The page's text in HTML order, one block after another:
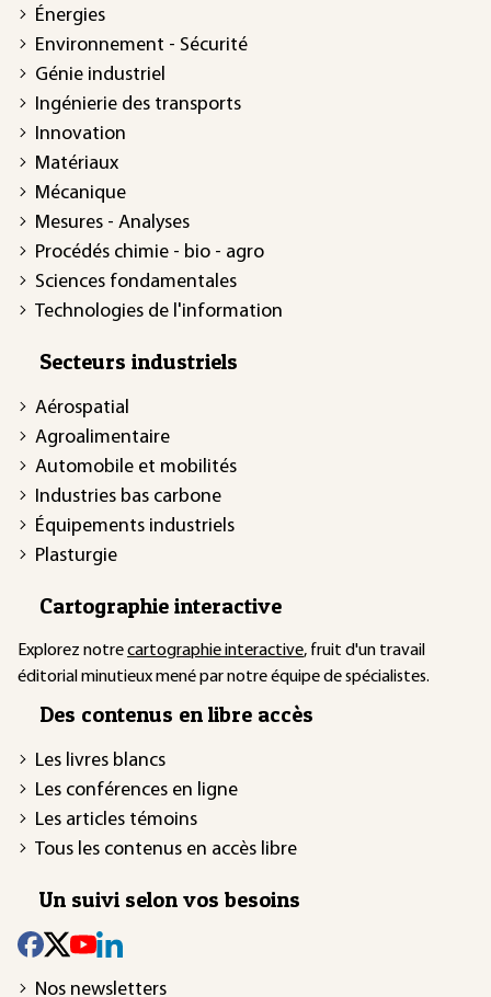
Énergies
Environnement - Sécurité
Génie industriel
Ingénierie des transports
Innovation
Matériaux
Mécanique
Mesures - Analyses
Procédés chimie - bio - agro
Sciences fondamentales
Technologies de l'information
Secteurs industriels
Aérospatial
Agroalimentaire
Automobile et mobilités
Industries bas carbone
Équipements industriels
Plasturgie
Cartographie interactive
Explorez notrecartographie interactive, fruit d'un travail
éditorial minutieux mené par notre équipe de spécialistes.
Des contenus en libre accès
Les livres blancs
Les conférences en ligne
Les articles témoins
Tous les contenus en accès libre
Un suivi selon vos besoins
Nos newsletters